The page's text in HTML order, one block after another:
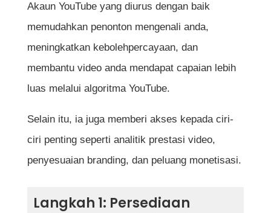
Langkah 6: Aktifkan Ciri Penting untuk
Channel Anda
Jadual Ringkas: Proses Cara Buka Akaun
YouTube
Kesimpulan
Soalan Lazim
membuka akaun YouTube?
Akaun YouTube yang diurus dengan baik
memudahkan penonton mengenali anda,
meningkatkan kebolehpercayaan, dan
membantu video anda mendapat capaian lebih
luas melalui algoritma YouTube.
Selain itu, ia juga memberi akses kepada ciri-
ciri penting seperti analitik prestasi video,
penyesuaian branding, dan peluang monetisasi.
Langkah 1: Persediaan